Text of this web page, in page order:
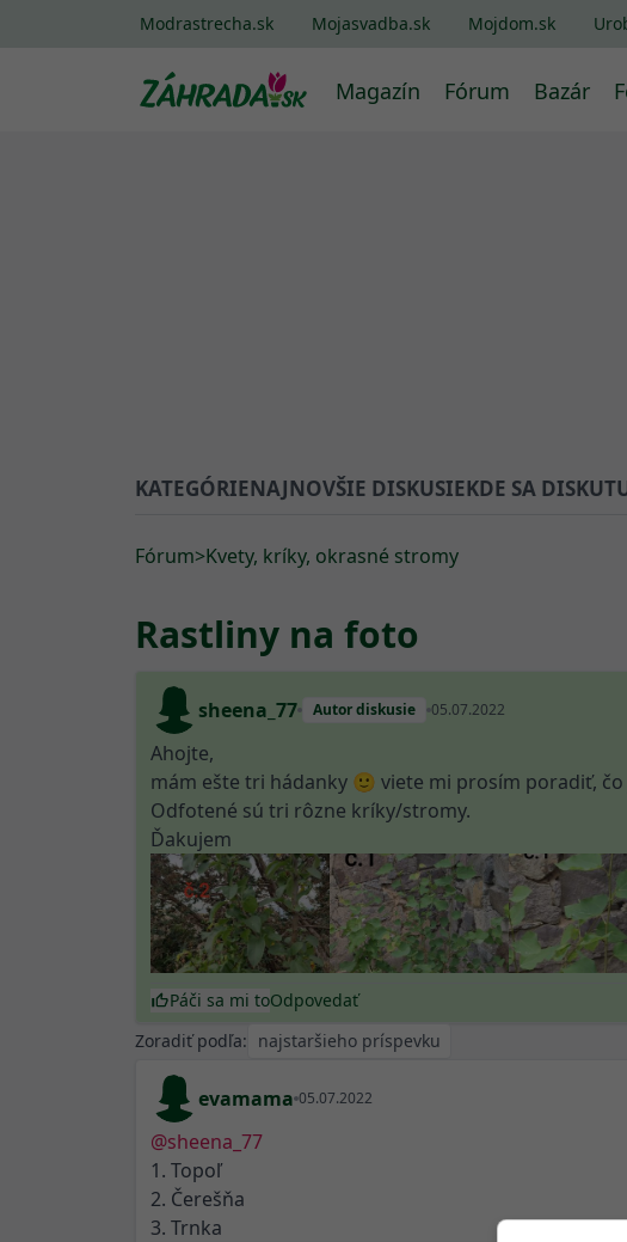
Modrastrecha.sk Mojasvadba.sk Mojdom.sk
Magazín Fórum Bazár
KATEGÓRIENAJNOVŠIE DISKUSIEKDE SA
Fórum>Kvety, kríky, okrasné stromy
Rastliny na foto
sheena_77 Autor diskusie 05.07.2022
Ahojte,
mám ešte tri hádanky 🙂 viete mi prosím poradiť,
Odfotené sú tri rôzne kríky/stromy.
Ďakujem
Páči sa mi toOdpovedať
Zoradiť podľa:
evamama 05.07.2022
@sheena_77
1. Topoľ
2. Čerešňa
3. Trnka